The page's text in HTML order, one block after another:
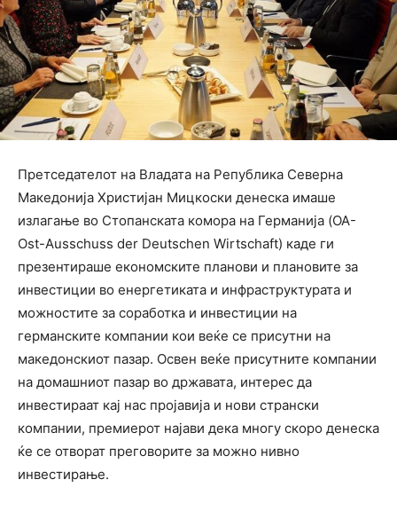
Претседателот на Владата на Република Северна
Македонија Христијан Мицкоски денеска имаше
излагање во Стопанската комора на Германија (OA-
Ost-Ausschuss der Deutschen Wirtschaft) каде ги
презентираше економските планови и плановите за
инвестиции во енергетиката и инфраструктурата и
можностите за соработка и инвестиции на
германските компании кои веќе се присутни на
македонскиот пазар. Освен веќе присутните компании
на домашниот пазар во државата, интерес да
инвестираат кај нас пројавија и нови странски
компании, премиерот најави дека многу скоро денеска
ќе се отворат преговорите за можно нивно
инвестирање.